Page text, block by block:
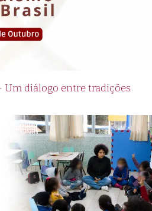
Um diálogo entre tradições